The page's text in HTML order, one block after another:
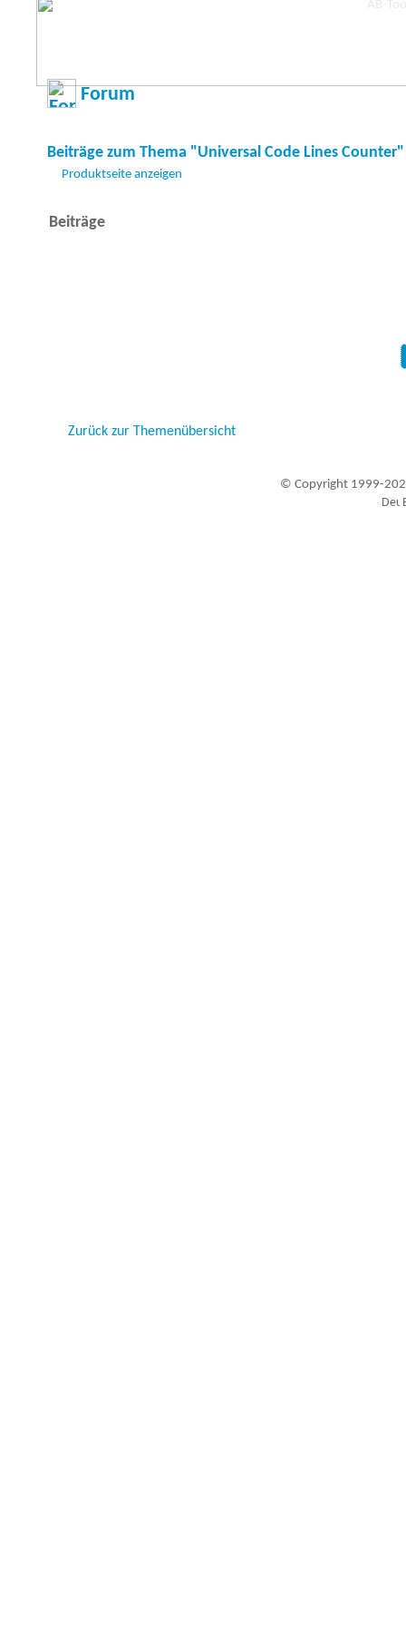
Forum
Beiträge zum Thema "Universal Code Lines Counter"
Produktseite anzeigen
Beiträge
Zurück zur Themenübersicht
© Copyright 1999-